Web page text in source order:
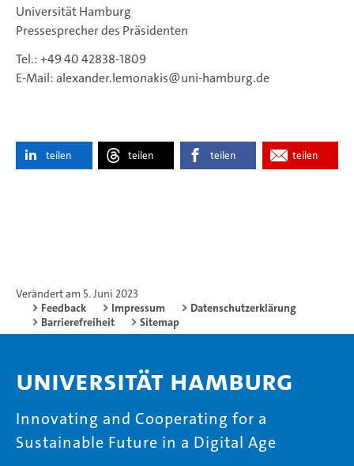
Universität Hamburg
Pressesprecher des Präsidenten
Tel.: +49 40 42838-1809
E-Mail:alexander.lemonakis uni-hamburg.de
teilen teilen teilen teilen
Verändert am 5. Juni 2023
Feedback
Impressum
Datenschutzerklärung
Barrierefreiheit
Sitemap
Universität Hamburg
Innovating and Cooperating for a
Sustainable Future in a Digital Age